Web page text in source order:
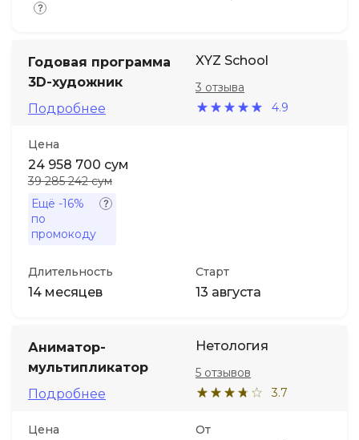
Годовая программа
3D-художник
Подробнее
XYZ School
4.9
3 отзыва
Цена
24 958 700 сум
39 285 242 сум
Ещё -16%
по
промокоду
Длительность
14 месяцев
Старт
13 августа
Аниматор-
мультипликатор
Подробнее
Нетология
3.7
5 отзывов
Цена От